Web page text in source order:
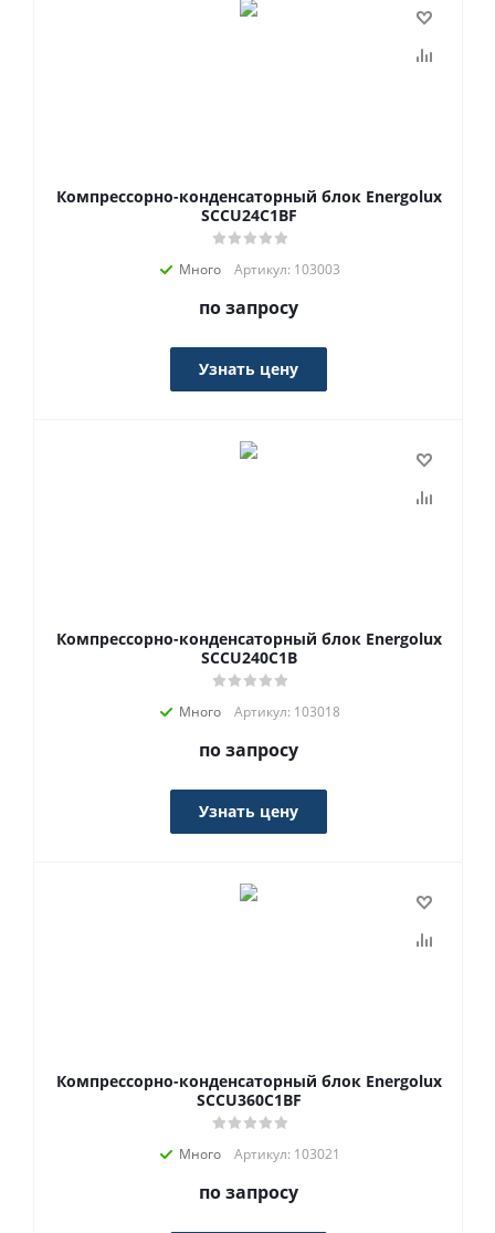
Компрессорно-конденсаторный блок Energolux
SCCU24C1BF
Много Артикул: 103003
по запросу
Узнать цену
Компрессорно-конденсаторный блок Energolux
SCCU240C1B
Много Артикул: 103018
по запросу
Узнать цену
Компрессорно-конденсаторный блок Energolux
SCCU360C1BF
Много Артикул: 103021
по запросу